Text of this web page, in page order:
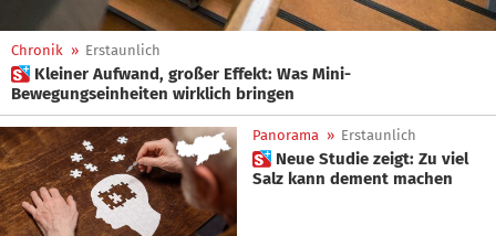
Chronik » Erstaunlich
 Kleiner Aufwand, großer Effekt: Was Mini-
Bewegungseinheiten wirklich bringen
Panorama » Erstaunlich
 Neue Studie zeigt: Zu viel
Salz kann dement machen